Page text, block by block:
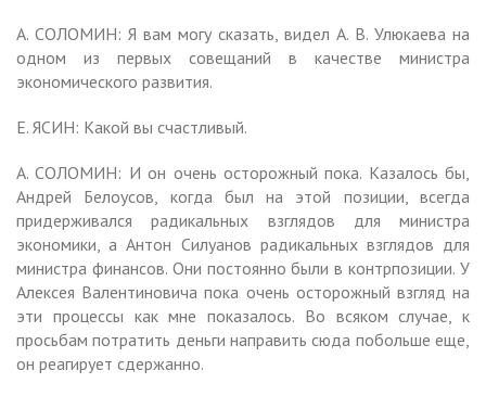
А. СОЛОМИН: Я вам могу сказать, видел А. В. Улюкаева на
одном из первых совещаний в качестве министра
экономического развития.
Е. ЯСИН: Какой вы счастливый.
А. СОЛОМИН: И он очень осторожный пока. Казалось бы,
Андрей Белоусов, когда был на этой позиции, всегда
придерживался радикальных взглядов для министра
экономики, а Антон Силуанов радикальных взглядов для
министра финансов. Они постоянно были в контрпозиции. У
Алексея Валентиновича пока очень осторожный взгляд на
эти процессы как мне показалось. Во всяком случае, к
просьбам потратить деньги направить сюда побольше еще,
он реагирует сдержанно.